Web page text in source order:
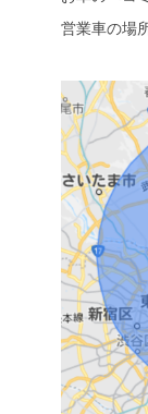
営業車の場